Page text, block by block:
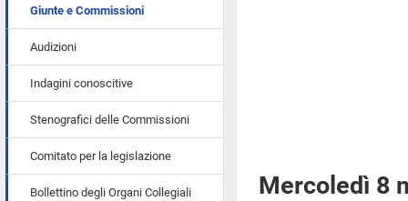
Giunte e Commissioni
Audizioni
Indagini conoscitive
Stenografici delle Commissioni
Comitato per la legislazione
Bollettino degli Organi Collegiali Mercoledì 8